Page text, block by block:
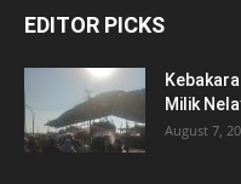
EDITOR PICKS
Milik
August 7,